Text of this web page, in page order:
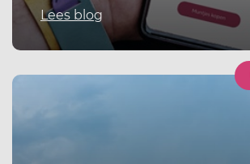
Lees blog